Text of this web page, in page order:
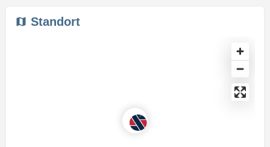
Standort